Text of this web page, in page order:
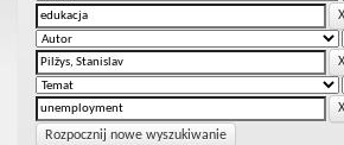
Rozpocznij nowe wyszukiwanie